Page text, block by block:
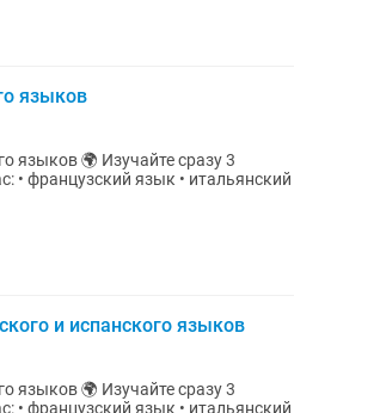
языков
сразу 3
и испанского языков
сразу 3